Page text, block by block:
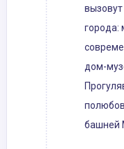
вызовут
города:
дом-
башней